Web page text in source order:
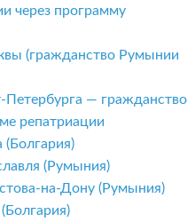
через программу
(гражданство Румынии
Петербурга — гражданство
репатриации
(Болгария)
(Румыния)
на-Дону (Румыния)